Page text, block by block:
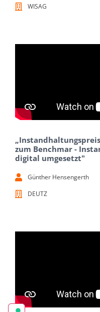
WISAG
zum Benchmar -
digital umgesetzt"
Günther Hensengerth
DEUTZ